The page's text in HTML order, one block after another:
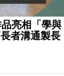
亮相「學與
者溝通製長